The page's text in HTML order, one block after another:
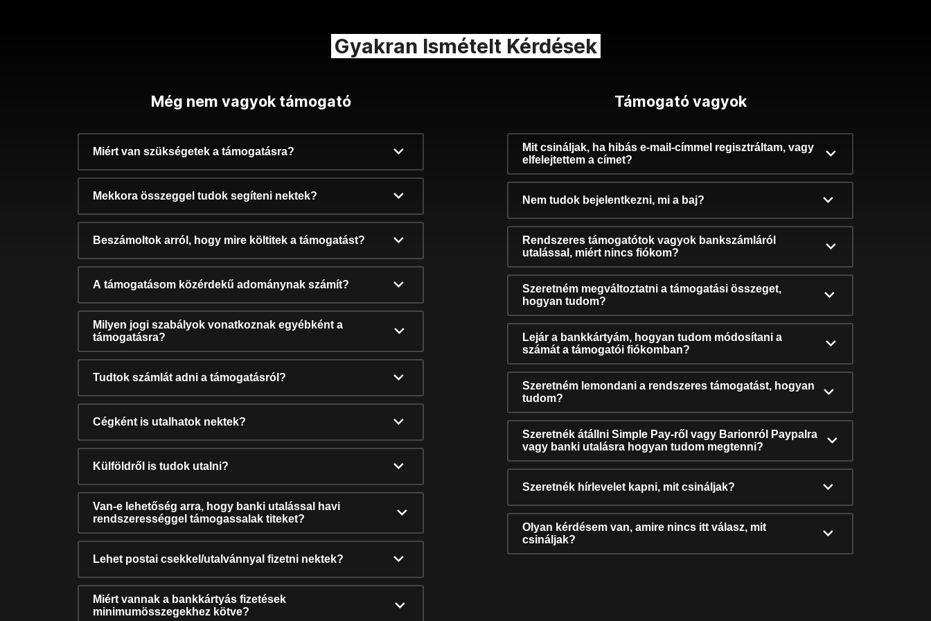
Gyakran Ismételt Kérdések
Még nem vagyok támogató
Miért van szükségetek a támogatásra?
Mekkora összeggel tudok segíteni nektek?
Beszámoltok arról, hogy mire költitek a támogatást?
A támogatásom közérdekű adománynak számít?
Milyen jogi szabályok vonatkoznak egyébként a
támogatásra?
Tudtok számlát adni a támogatásról?
Cégként is utalhatok nektek?
Külföldről is tudok utalni?
Van-e lehetőség arra, hogy banki utalással havi
rendszerességgel támogassalak titeket?
Lehet postai csekkel/utalvánnyal fizetni nektek?
Miért vannak a bankkártyás fizetések
minimumösszegekhez kötve?
Támogató vagyok
Mit csináljak, ha hibás e-mail-címmel regisztráltam, vagy
elfelejtettem a címet?
Nem tudok bejelentkezni, mi a baj?
Rendszeres támogatótok vagyok bankszámláról
utalással, miért nincs fiókom?
Szeretném megváltoztatni a támogatási összeget,
hogyan tudom?
Lejár a bankkártyám, hogyan tudom módosítani a
számát a támogatói fiókomban?
Szeretném lemondani a rendszeres támogatást, hogyan
tudom?
Szeretnék átállni Simple Pay-ről vagy Barionról Paypalra
vagy banki utalásra hogyan tudom megtenni?
Szeretnék hírlevelet kapni, mit csináljak?
Olyan kérdésem van, amire nincs itt válasz, mit
csináljak?